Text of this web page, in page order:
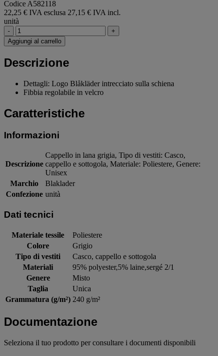
Codice A582118
22,25 € IVA esclusa 27,15 € IVA incl.
unità
-
+
Aggiungi al carrello
Descrizione
Dettagli: Logo Blåkläder intrecciato sulla schiena
Fibbia regolabile in velcro
Caratteristiche
Informazioni
Descrizione
Cappello in lana grigia, Tipo di vestiti: Casco,
cappello e sottogola, Materiale: Poliestere, Genere:
Unisex
Marchio
Blaklader
Confezione unità
Dati tecnici
Materiale tessile
Poliestere
Colore
Grigio
Tipo di vestiti
Casco, cappello e sottogola
Materiali
95% polyester,5% laine,sergé 2/1
Genere
Misto
Taglia
Unica
Grammatura (g/m²) 240 g/m²
Documentazione
Seleziona il tuo prodotto per consultare i documenti disponibili